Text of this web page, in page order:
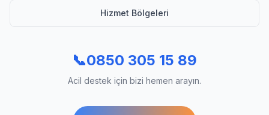
Hizmet Bölgeleri
📞0850 305 15 89
Acil destek için bizi hemen arayın.